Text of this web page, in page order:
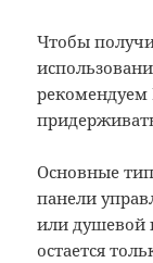
Чтобы
Основные
панели
или душевой
остается